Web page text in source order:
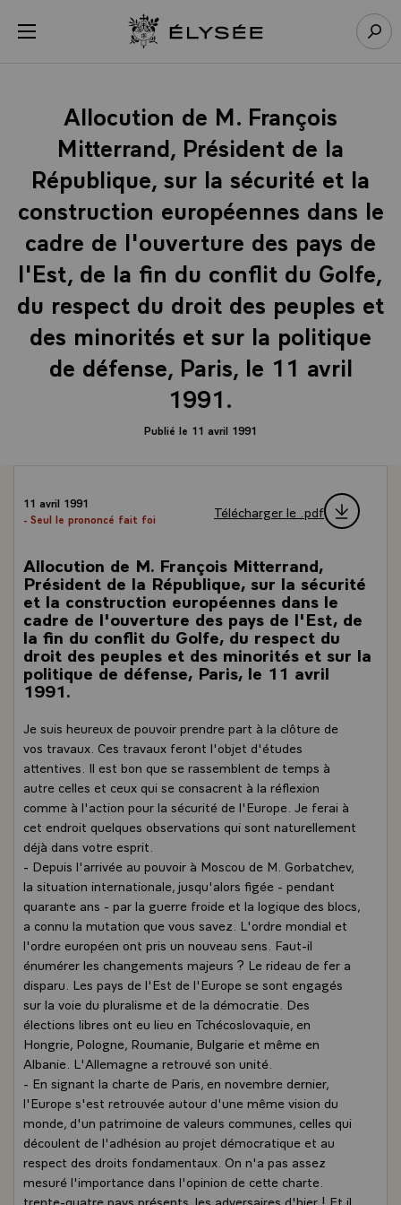
menu Retour à l’accueil Élysée
Allocution de M. François
Mitterrand, Président de la
République, sur la sécurité et la
construction européennes dans le
cadre de l'ouverture des pays de
l'Est, de la fin du conflit du Golfe,
du respect du droit des peuples et
des minorités et sur la politique
de défense, Paris, le 11 avril
1991.
Publié le 11 avril 1991
11 avril 1991
- Seul le prononcé fait foi
Télécharger le .pdf
Allocution de M. François Mitterrand,
Président de la République, sur la sécurité
et la construction européennes dans le
cadre de l'ouverture des pays de l'Est, de
la fin du conflit du Golfe, du respect du
droit des peuples et des minorités et sur la
politique de défense, Paris, le 11 avril
1991.
Je suis heureux de pouvoir prendre part à la clôture de
vos travaux. Ces travaux feront l'objet d'études
attentives. Il est bon que se rassemblent de temps à
autre celles et ceux qui se consacrent à la réflexion
comme à l'action pour la sécurité de l'Europe. Je ferai à
cet endroit quelques observations qui sont naturellement
déjà dans votre esprit.
- Depuis l'arrivée au pouvoir à Moscou de M. Gorbatchev,
la situation internationale, jusqu'alors figée - pendant
quarante ans - par la guerre froide et la logique des blocs,
a connu la mutation que vous savez. L'ordre mondial et
l'ordre européen ont pris un nouveau sens. Faut-il
énumérer les changements majeurs ? Le rideau de fer a
disparu. Les pays de l'Est de l'Europe se sont engagés
sur la voie du pluralisme et de la démocratie. Des
élections libres ont eu lieu en Tchécoslovaquie, en
Hongrie, Pologne, Roumanie, Bulgarie et même en
Albanie. L'Allemagne a retrouvé son unité.
- En signant la charte de Paris, en novembre dernier,
l'Europe s'est retrouvée autour d'une même vision du
monde, d'un patrimoine de valeurs communes, celles qui
découlent de l'adhésion au projet démocratique et au
respect des droits fondamentaux. On n'a pas assez
mesuré l'importance dans l'opinion de cette charte.
trente-quatre pays présents, les adversaires d'hier ! Et il
Panneau de gestion des cookies